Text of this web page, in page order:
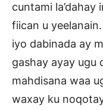
cuntami
fiican u
iyo dabinada ay
gashay ayay ugu
mahdisana waa
waxay ku